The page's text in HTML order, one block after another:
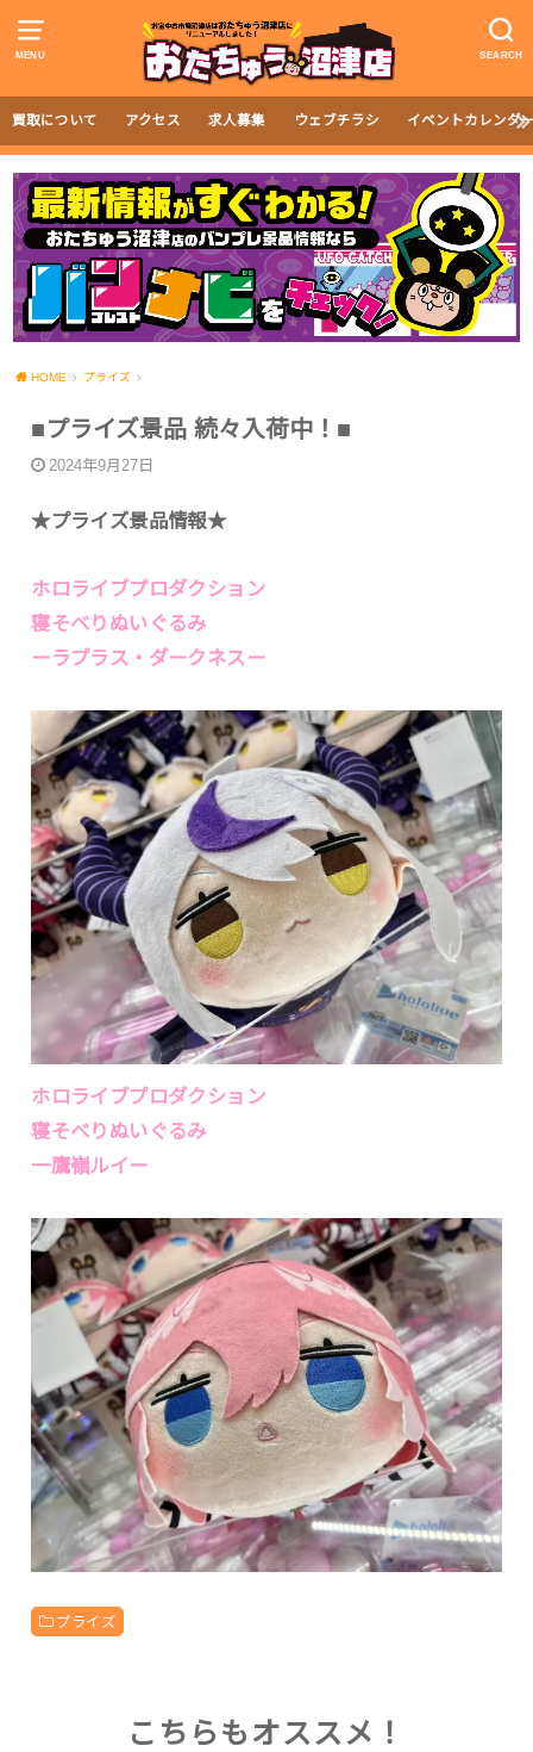
MENU SEARCH
買取について アクセス 求人募集 ウェブチラシ イベントカレンダ
HOME プライズ
■プライズ景品 続々入荷中！■
2024年9月27日
★プライズ景品情報★
ホロライブプロダクション
寝そべりぬいぐるみ
ーラプラス・ダークネスー
ホロライブプロダクション
寝そべりぬいぐるみ
一鷹嶺ルイー
プライズ
こちらもオススメ！